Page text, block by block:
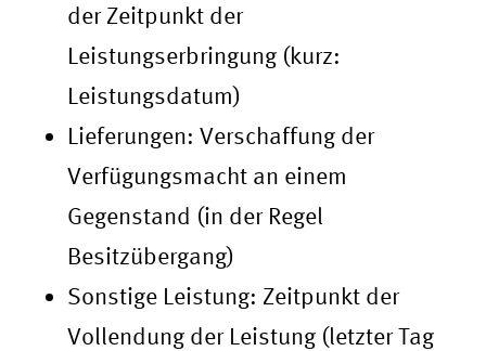
der Zeitpunkt der
Leistungserbringung (kurz:
Leistungsdatum)
Lieferungen: Verschaffung der
Verfügungsmacht an einem
Gegenstand (in der Regel
Besitzübergang)
Sonstige Leistung: Zeitpunkt der
Vollendung der Leistung (letzter Tag